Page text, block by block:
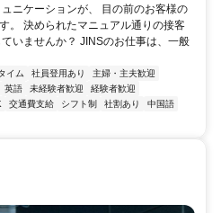
ニケーションが、 目の前のお客様の
。 決められたマニュアル通りの接客
いませんか？ JINSのお仕事は、一般
イム 社員登用あり
主婦・主夫歓迎
英語 未経験者歓迎
経験者歓迎
交通費支給 シフト制 社割あり
中国語